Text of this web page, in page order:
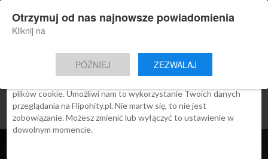
Nowa aplikacja Flipohity
Aktualne wiadomości, artykuły, TOP
Instalacja
Zgoda Szczegóły O cookies
Ta strona używa plików cookies
We Flipo robimy wszystko, aby pokazać Ci tylko te treści, które
plików cookie. Umożliwi nam to wykorzystanie Twoich danych
przeglądania na Flipohity.pl. Nie martw się, to nie jest
zobowiązanie. Możesz zmienić lub wyłączyć to ustawienie w
dowolnym momencie.
Otrzymuj od nas najnowsze powiadomienia
Kliknij na
PÓŹNIEJ ZEZWALAJ